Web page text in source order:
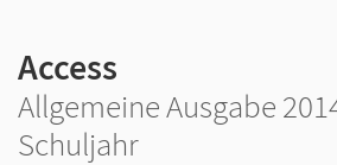
Access
Allgemeine Ausgabe
Schuljahr